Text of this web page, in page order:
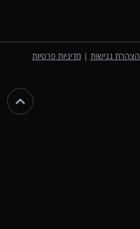
הצהרת נגישות |מדיניות פרטיות